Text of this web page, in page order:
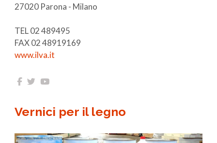
27020 Parona - Milano
TEL 02 489495
FAX 02 48919169
www.ilva.it
Vernici per il legno